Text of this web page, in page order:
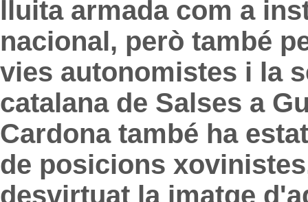
lluita armada com a
nacional, però també
vies autonomistes i la
catalana de Salses a
Cardona també ha
de posicions
desvirtuat la imatge